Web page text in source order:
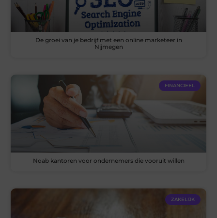
De groei van je bedrijf met een online marketeer in
Nijmegen
FINANCIEEL
Noab kantoren voor ondernemers die vooruit willen
ZAKELIJK